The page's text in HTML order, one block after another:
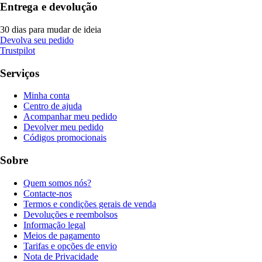
Entrega e devolução
30 dias para mudar de ideia
Devolva seu pedido
Trustpilot
Serviços
Minha conta
Centro de ajuda
Acompanhar meu pedido
Devolver meu pedido
Códigos promocionais
Sobre
Quem somos nós?
Contacte-nos
Termos e condições gerais de venda
Devoluções e reembolsos
Informação legal
Meios de pagamento
Tarifas e opções de envio
Nota de Privacidade